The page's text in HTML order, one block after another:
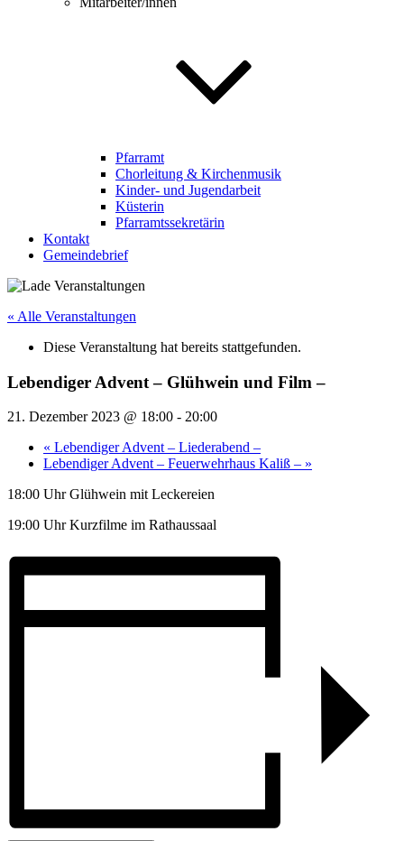
Pfarramt
Chorleitung & Kirchenmusik
Kinder- und Jugendarbeit
Küsterin
Pfarramtssekretärin
Kontakt
Gemeindebrief
« Alle Veranstaltungen
Diese Veranstaltung hat bereits stattgefunden.
Lebendiger Advent – Glühwein und Film –
21. Dezember 2023 @ 18:00 - 20:00
« Lebendiger Advent – Liederabend –
Lebendiger Advent – Feuerwehrhaus Kaliß – »
18:00 Uhr Glühwein mit Leckereien
19:00 Uhr Kurzfilme im Rathaussaal